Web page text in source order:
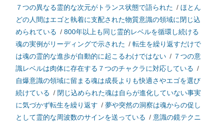
７つの異なる霊的な次元がトランス状態で語られた / ほとん
どの人間はエゴと執着に支配された物質意識の領域に閉じ込
められている / 800年以上も同じ霊的レベルを循環し続ける
魂の実例がリーディングで示された / 転生を繰り返すだけで
は魂の霊的な進歩が自動的に起こるわけではない / ７つの意
識レベルは肉体に存在する７つのチャクラに対応している /
自爆意識の領域に留まる魂は成長よりも快適さやエゴを選び
続けている / 閉じ込められた魂は自らが進化していない事実
に気づかず転生を繰り返す / 夢や突然の洞察は魂からの促し
として霊的な周波数のサインを送っている / 意識の鏡テクニ